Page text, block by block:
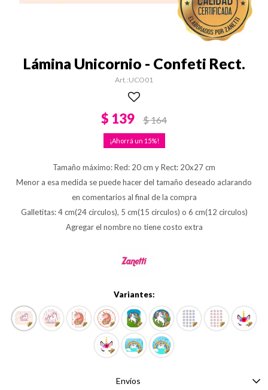
Lámina Unicornio - Confeti Rect.
UCO01
$ 139 $164
15
Tamaño máximo: Red: 20 cm y Rect: 20x27 cm
Menor a esa medida se puede hacer del tamaño deseado aclarando
en comentarios al final de la compra
Galletitas: 4 cm(24 circulos), 5 cm(15 circulos) o 6 cm(12 circulos)
Agregar el nombre no tiene costo extra
Variantes:
Envíos